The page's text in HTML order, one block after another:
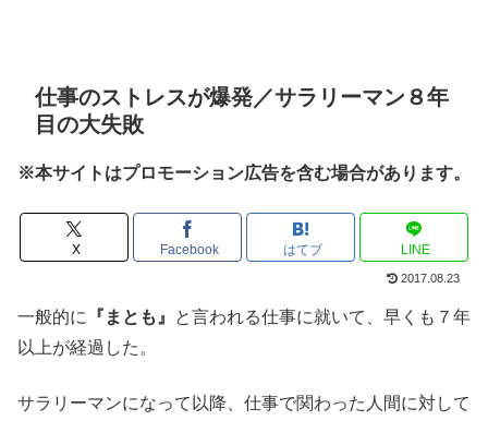
仕事のストレスが爆発／サラリーマン８年
目の大失敗
※本サイトはプロモーション広告を含む場合があります。
X Facebook はてブ LINE
2017.08.23
一般的に 『まとも』
と言われる仕事に就いて、早くも７年
以上が経過した。
サラリーマンになって以降、仕事で関わった人間に対して